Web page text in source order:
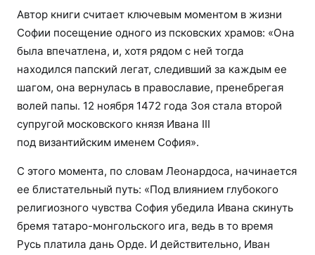
Автор книги считает ключевым моментом в жизни
Софии посещение одного из псковских храмов: «Она
была впечатлена, и, хотя рядом с ней тогда
находился папский легат, следивший за каждым ее
шагом, она вернулась в православие, пренебрегая
волей папы. 12 ноября 1472 года Зоя стала второй
супругой московского князя Ивана III
под византийским именем София».
С этого момента, по словам Леонардоса, начинается
ее блистательный путь: «Под влиянием глубокого
религиозного чувства София убедила Ивана скинуть
бремя татаро-монгольского ига, ведь в то время
Русь платила дань Орде. И действительно, Иван